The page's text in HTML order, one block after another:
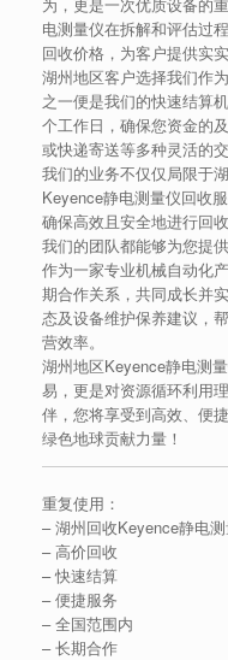
电测量仪在拆解和评估过
回收价格，为客户提供实
湖州地区客户选择我们作
之一便是我们的快速结算
个工作日，确保您资金的
或快递寄送等多种灵活的
我们的业务不仅仅局限于
Keyence静电测量仪回收
确保高效且安全地进行回
我们的团队都能够为您提
作为一家专业机械自动化
期合作关系，共同成长并
态及设备维护保养建议，
营效率。
湖州地区Keyence静电测
易，更是对资源循环利用
伴，您将享受到高效、便
绿色地球贡献力量！
重复使用：
– 湖州回收Keyence静电
– 高价回收
– 快速结算
– 便捷服务
– 全国范围内
– 长期合作